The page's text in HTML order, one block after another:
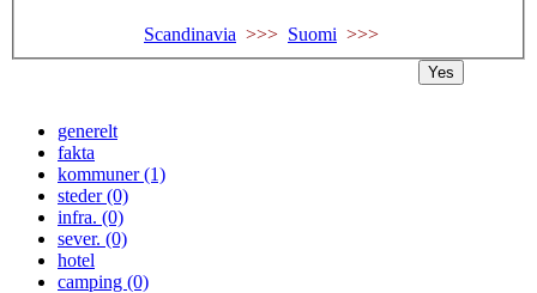
Scandinavia >>> Suomi
generelt
fakta
kommuner (1)
steder (0)
infra. (0)
sever. (0)
hotel
camping (0)
Yes